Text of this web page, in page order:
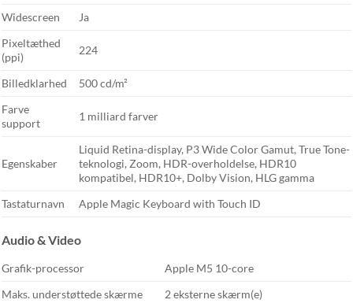
Widescreen
Ja
Pixeltæthed
(ppi)
224
Billedklarhed
500 cd/m²
Farve
support
1 milliard farver
Egenskaber
Liquid Retina-display, P3 Wide Color Gamut, True Tone-
teknologi, Zoom, HDR-overholdelse, HDR10
kompatibel, HDR10+, Dolby Vision, HLG gamma
Tastaturnavn
Apple Magic Keyboard with Touch ID
Audio & Video
Grafik-processor
Apple M5 10-core
Maks. understøttede skærme
2 eksterne skærm(e)